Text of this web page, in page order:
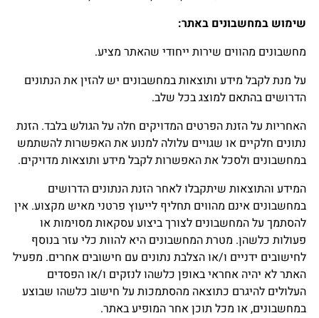
שימוש במחשבונים באתר:
מחשבונים מהווים שירות ייחודי שהאתר מציע.
על מנת לקבל מידע ותוצאות במחשבונים יש להזין את הנתונים
הדרושים בהתאם למוצג בכל שלב.
האחריות על הזנת הפרטים המדויקים חלה על הגולש בלבד. הזנת
נתונים חלקיים או שגויים עלולה למנוע את האפשרות להשתמש
במחשבונים ולסכל את האפשרות לקבל מידע ותוצאות מדויקים.
המידע והתוצאות שיתקבלו לאחר הזנת הנתונים הדרושים
במחשבונים אינם מהווים תחליף לייעוץ פרטני מאיש מקצוע. אין
להסתמך על המחשבונים לצורך ביצוע עסקאות מסוימות או
פעולות כלשהן. מטרת המחשבונים היא להוות כלי עזר בנוסף
לחישובים ידניים ו/או הצלבת נתונים עם חישובים אחרים. מפעיל
האתר לא יהיה אחראי באופן כלשהו לנזקים ו/או הפסדים
העלולים להיגרם כתוצאה מהסתמכות על חישוב כלשהו שבוצע
במחשבונים, או מכל תוכן אחר המופיע באתר.